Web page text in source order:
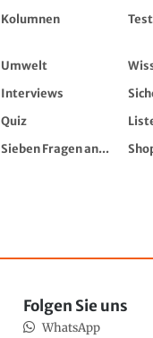
Kolumnen
Umwelt
Interviews
Quiz
Sieben Fragen an...
Folgen Sie uns
WhatsApp